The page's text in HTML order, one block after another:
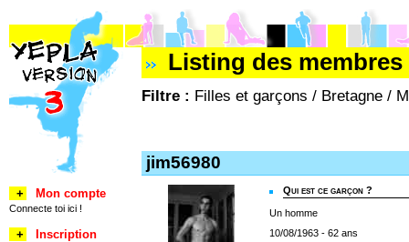
Listing des
Filtre : Filles et garçons / Bretagne /
jim56980
Qui est ce garçon ?
Un homme
10/08/1963 - 62 ans
+ Mon compte
Connecte toi ici !
+
Inscription